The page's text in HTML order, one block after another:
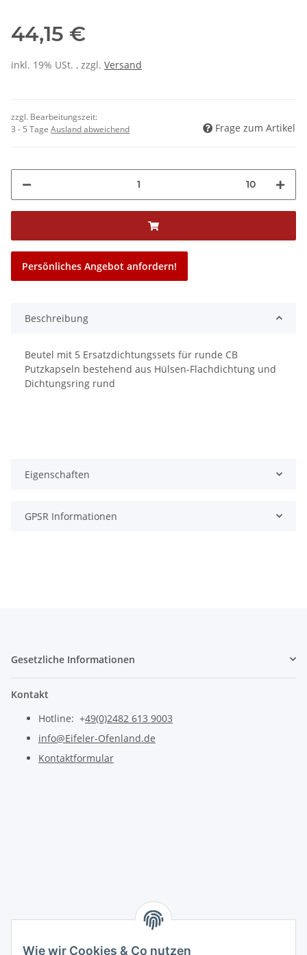
44,15 €
inkl. 19% USt. , zzgl. Versand
zzgl. Bearbeitungszeit:
3 - 5 Tage Ausland abweichend Frage zum Artikel
10
Persönliches Angebot anfordern!
Beschreibung
Beutel mit 5 Ersatzdichtungssets für runde CB
Putzkapseln bestehend aus Hülsen-Flachdichtung und
Dichtungsring rund
Eigenschaften
GPSR Informationen
Gesetzliche Informationen
Kontakt
Hotline: +49(0)2482 613 9003
info@Eifeler-Ofenland.de
Kontaktformular
Wie wir Cookies & Co nutzen